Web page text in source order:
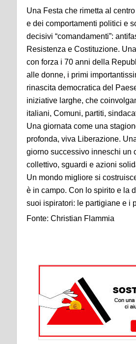
Una Festa che rimetta al
e dei comportamenti politici e
decisivi “comandamenti”:
Resistenza e Costituzione.
con forza i 70 anni della
alle donne, i primi
rinascita democratica del
iniziative larghe, che
italiani, Comuni, partiti,
Una giornata come una
profonda, viva Liberazione.
giorno successivo inneschi un
collettivo, sguardi e azioni
Un mondo migliore si
è in campo. Con lo spirito e la
suoi ispiratori: le partigiane e i
Fonte: Christian Flammia